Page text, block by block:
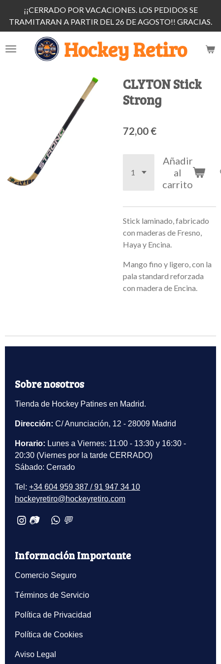
al
contenido
principal
Hockey Retiro
¡¡CERRADO POR VACACIONES. LOS PEDIDOS SE
TRAMITARAN A PARTIR DEL 26 DE AGOSTO!! GRACIAS.
CLYTON Stick
Strong
72,00 €
Añadir
al
carrito
Stick laminado, fabricado
con maderas de Fresno,
Haya y Encina.
Mango fino y ligero, con la
pala standard reforzada
con madera de Encina.
Sobre nosotros
Tienda de Hockey Patines en Madrid.
Dirección: C/ Anunciación, 12 - 28009 Madrid
Horario: Lunes a Viernes: 11:00 - 13:30 y 16:30 -
20:30 (Viernes por la tarde CERRADO)
Sábado: Cerrado
Tel: +34 604 959 387 / 91 947 34 10
hockeyretiro@hockeyretiro.com
📷 💬
Información Importante
Comercio Seguro
Términos de Servicio
Política de Privacidad
Política de Cookies
Aviso Legal